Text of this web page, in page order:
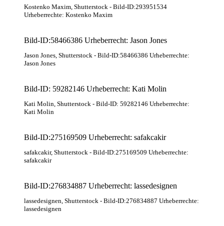
Kostenko Maxim, Shutterstock - Bild-ID:293951534
Urheberrechte: Kostenko Maxim
Bild-ID:58466386 Urheberrecht: Jason Jones
Jason Jones, Shutterstock - Bild-ID:58466386 Urheberrechte:
Jason Jones
Bild-ID: 59282146 Urheberrecht: Kati Molin
Kati Molin, Shutterstock - Bild-ID: 59282146 Urheberrechte:
Kati Molin
Bild-ID:275169509 Urheberrecht: safakcakir
safakcakir, Shutterstock - Bild-ID:275169509 Urheberrechte:
safakcakir
Bild-ID:276834887 Urheberrecht: lassedesignen
lassedesignen, Shutterstock - Bild-ID:276834887 Urheberrechte:
lassedesignen